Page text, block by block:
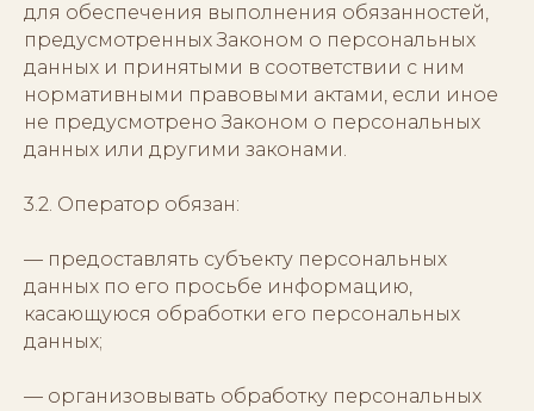
для обеспечения выполнения обязанностей,
предусмотренных Законом о персональных
данных и принятыми в соответствии с ним
нормативными правовыми актами, если иное
не предусмотрено Законом о персональных
данных или другими законами.
3.2. Оператор обязан:
— предоставлять субъекту персональных
данных по его просьбе информацию,
касающуюся обработки его персональных
данных;
— организовывать обработку персональных